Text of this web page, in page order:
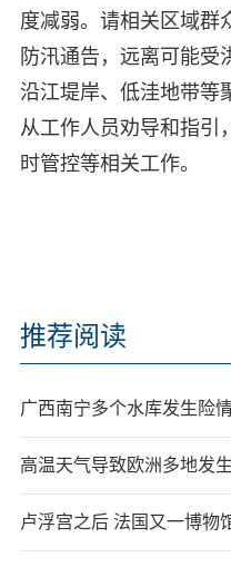
度减弱。请相关区域群
防汛通告，远离可能受
沿江堤岸、低洼地带等
从工作人员劝导和指引
时管控等相关工作。
推荐阅读
广西南宁多个水库发生险
高温天气导致欧洲多地发
卢浮宫之后 法国又一博物